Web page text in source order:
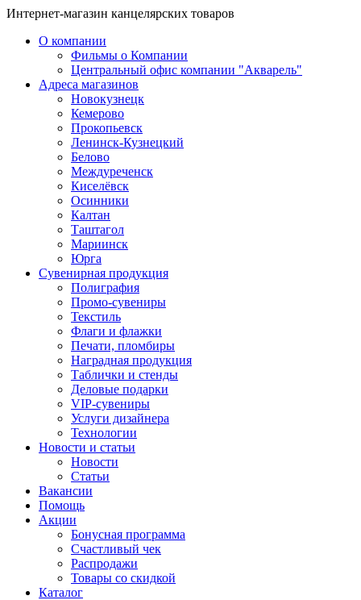
Интернет-магазин канцелярских товаров
О компании
Фильмы о Компании
Центральный офис компании "Акварель"
Адреса магазинов
Новокузнецк
Кемерово
Прокопьевск
Ленинск-Кузнецкий
Белово
Междуреченск
Киселёвск
Осинники
Калтан
Таштагол
Мариинск
Юрга
Сувенирная продукция
Полиграфия
Промо-сувениры
Текстиль
Флаги и флажки
Печати, пломбиры
Наградная продукция
Таблички и стенды
Деловые подарки
VIP-сувениры
Услуги дизайнера
Технологии
Новости и статьи
Новости
Статьи
Вакансии
Помощь
Акции
Бонусная программа
Счастливый чек
Распродажи
Товары со скидкой
Каталог